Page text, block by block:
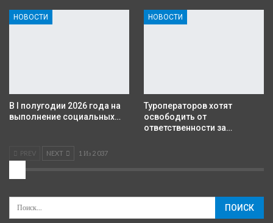
НОВОСТИ
В I полугодии 2026 года на
выполнение социальных…
НОВОСТИ
Туроператоров хотят
освободить от
ответственности за…
PREV NEXT 1 Из 2 037